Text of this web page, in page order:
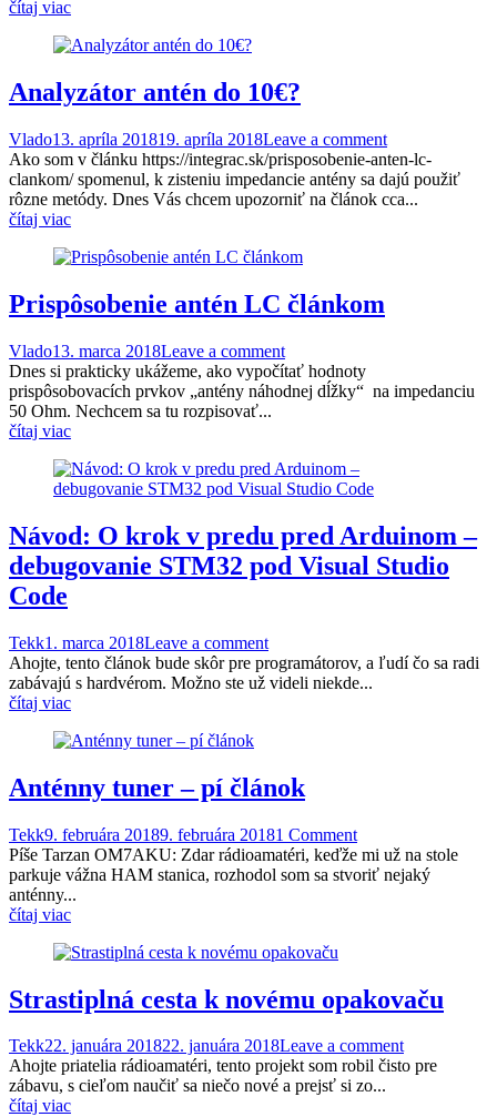
čítaj viac
Analyzátor antén do 10€?
Vlado13. apríla 201819. apríla 2018Leave a comment
Ako som v článku https://integrac.sk/prisposobenie-anten-lc-
clankom/ spomenul, k zisteniu impedancie antény sa dajú použiť
rôzne metódy. Dnes Vás chcem upozorniť na článok cca...
čítaj viac
Prispôsobenie antén LC článkom
Vlado13. marca 2018Leave a comment
Dnes si prakticky ukážeme, ako vypočítať hodnoty
prispôsobovacích prvkov „antény náhodnej dĺžky“ na impedanciu
50 Ohm. Nechcem sa tu rozpisovať...
čítaj viac
Návod: O krok v predu pred Arduinom –
debugovanie STM32 pod Visual Studio
Code
Tekk1. marca 2018Leave a comment
Ahojte, tento článok bude skôr pre programátorov, a ľudí čo sa radi
zabávajú s hardvérom. Možno ste už videli niekde...
čítaj viac
Anténny tuner – pí článok
Tekk9. februára 20189. februára 20181 Comment
Píše Tarzan OM7AKU: Zdar rádioamatéri, keďže mi už na stole
parkuje vážna HAM stanica, rozhodol som sa stvoriť nejaký
anténny...
čítaj viac
Strastiplná cesta k novému opakovaču
Tekk22. januára 201822. januára 2018Leave a comment
Ahojte priatelia rádioamatéri, tento projekt som robil čisto pre
zábavu, s cieľom naučiť sa niečo nové a prejsť si zo...
čítaj viac